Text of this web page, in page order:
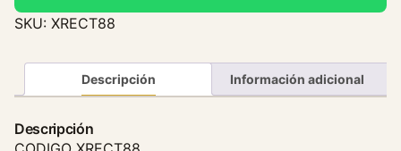
s
t
c
a
SKU: XRECT88
Descripción Información adicional
Descripción